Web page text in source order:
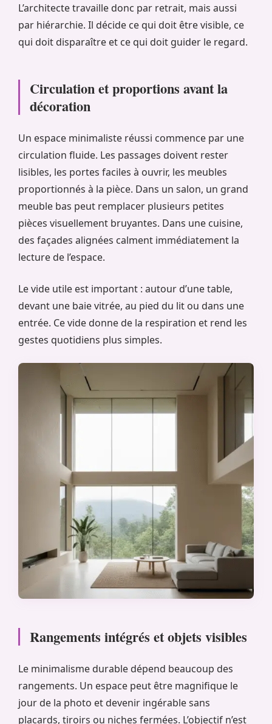
L’architecte travaille donc par retrait, mais aussi
par hiérarchie. Il décide ce qui doit être visible, ce
qui doit disparaître et ce qui doit guider le regard.
Circulation et proportions avant la
décoration
Un espace minimaliste réussi commence par une
circulation fluide. Les passages doivent rester
lisibles, les portes faciles à ouvrir, les meubles
proportionnés à la pièce. Dans un salon, un grand
meuble bas peut remplacer plusieurs petites
pièces visuellement bruyantes. Dans une cuisine,
des façades alignées calment immédiatement la
lecture de l’espace.
Le vide utile est important : autour d’une table,
devant une baie vitrée, au pied du lit ou dans une
entrée. Ce vide donne de la respiration et rend les
gestes quotidiens plus simples.
Rangements intégrés et objets visibles
Le minimalisme durable dépend beaucoup des
rangements. Un espace peut être magnifique le
jour de la photo et devenir ingérable sans
placards, tiroirs ou niches fermées. L’objectif n’est